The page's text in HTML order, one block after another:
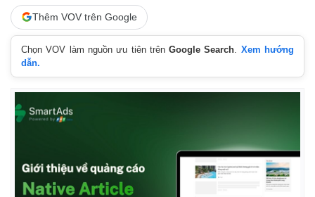
Thêm VOV trên Google
Chọn VOV làm nguồn ưu tiên trênGoogle Search
Xem hướng
dẫn.